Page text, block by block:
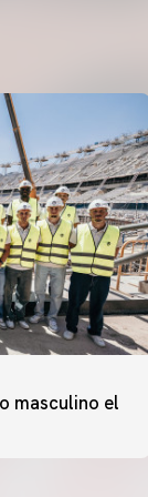
masculino el
7/8/2026